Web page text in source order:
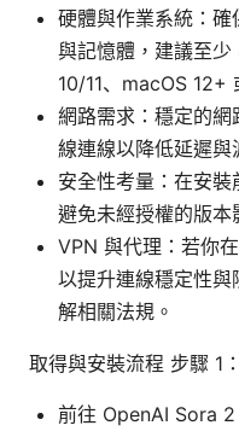
硬體與作業系統：
與記憶體，建議至
10/11、macOS 12+
網路需求：穩定的
線連線以降低延遲與
安全性考量：在安裝
避免未經授權的版本
VPN 與代理：若你
以提升連線穩定性
解相關法規。
取得與安裝流程 步驟 1
前往 OpenAI Sora